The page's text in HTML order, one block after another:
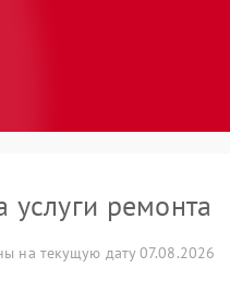
услуги ремонта
на текущую дату 07.08.2026